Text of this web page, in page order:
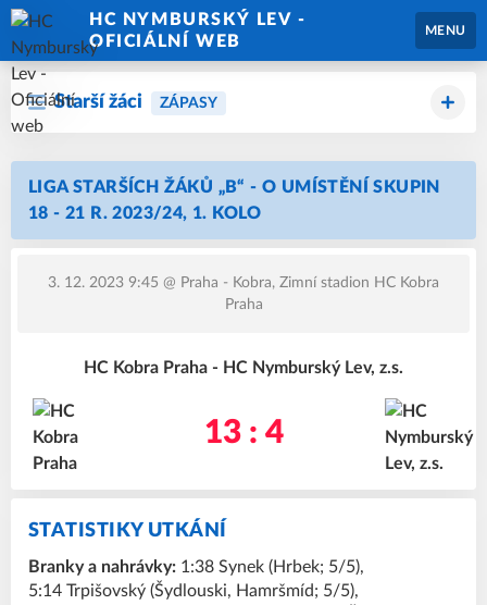
HC NYMBURSKÝ LEV -
OFICIÁLNÍ WEB
MENU
Starší žáci ZÁPASY
LIGA STARŠÍCH ŽÁKŮ „B“ - O UMÍSTĚNÍ SKUPIN
18 - 21 R. 2023/24, 1. KOLO
3. 12. 2023 9:45 @ Praha - Kobra, Zimní stadion HC Kobra
Praha
HC Kobra Praha - HC Nymburský Lev, z.s.
13 : 4
STATISTIKY UTKÁNÍ
Branky a nahrávky: 1:38 Synek (Hrbek; 5/5),
5:14 Trpišovský (Šydlouski, Hamršmíd; 5/5),